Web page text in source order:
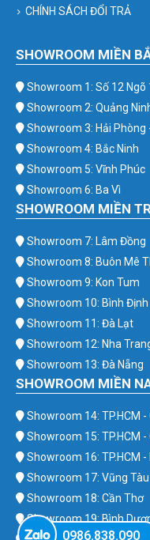
CHÍNH SÁCH ĐỔI TRẢ
SHOWROOM MIỀN
Showroom 1: Số 12 Ngõ
Showroom 2: Quảng
Showroom 3: Hải Phòng
Showroom 4: Bắc Ninh
Showroom 5: Vĩnh Phúc
Showroom 6: Ba Vì
SHOWROOM MIỀN
Showroom 7: Lâm Đồng
Showroom 8: Buôn Mê
Showroom 9: Kon Tum
Showroom 10: Bình Định
Showroom 11: Đà Lạt
Showroom 12: Nha
Showroom 13: Đà Nẵng
SHOWROOM MIỀN
Showroom 14: TP.HCM -
Showroom 15: TP.HCM -
Showroom 16: TP.HCM -
Showroom 17: Vũng Tàu
Showroom 18: Cần Thơ
Showroom 19: Bình
0986.838.090